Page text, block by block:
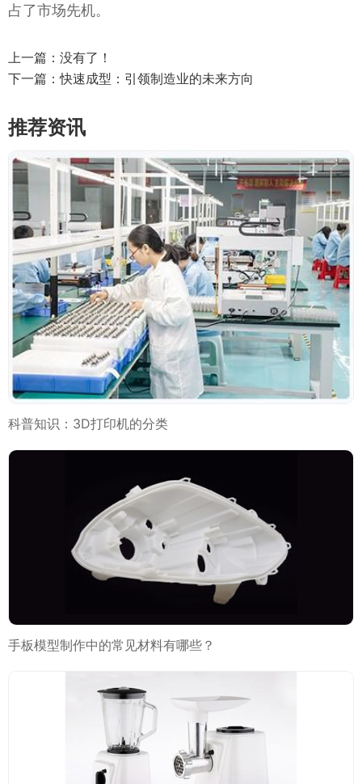
占了市场先机。
上一篇：没有了！
下一篇：快速成型：引领制造业的未来方向
推荐资讯
科普知识：3D打印机的分类
手板模型制作中的常见材料有哪些？